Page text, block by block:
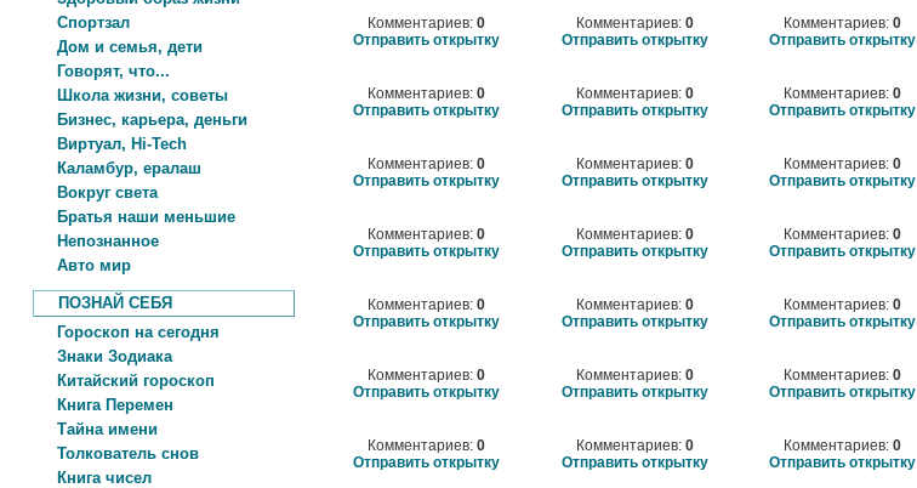
Спортзал
Дом и семья, дети
Говорят, что...
Школа жизни, советы
Бизнес, карьера, деньги
Виртуал, Hi-Tech
Каламбур, ералаш
Вокруг света
Братья наши меньшие
Непознанное
Авто мир
ПОЗНАЙ СЕБЯ
Гороскоп на сегодня
Знаки Зодиака
Китайский гороскоп
Книга Перемен
Тайна имени
Толкователь снов
Книга чисел
Комментариев: 0
Отправить открытку
Комментариев: 0
Отправить открытку
Комментариев: 0
Отправить открытку
Комментариев: 0
Отправить открытку
Комментариев: 0
Отправить открытку
Комментариев: 0
Отправить открытку
Комментариев: 0
Отправить открытку
Комментариев: 0
Отправить открытку
Комментариев: 0
Отправить открытку
Комментариев: 0
Отправить открытку
Комментариев: 0
Отправить открытку
Комментариев: 0
Отправить открытку
Комментариев: 0
Отправить открытку
Комментариев: 0
Отправить открытку
Комментариев: 0
Отправить открытку
Комментариев: 0
Отправить открытку
Комментариев: 0
Отправить открытку
Комментариев: 0
Отправить открытку
Комментариев: 0
Отправить открытку
Комментариев: 0
Отправить открытку
Комментариев: 0
Отправить открытку